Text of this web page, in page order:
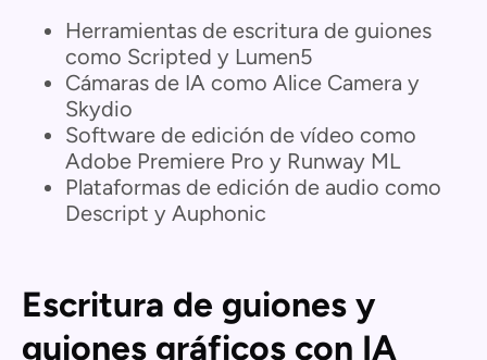
Herramientas de escritura de guiones
como Scripted y Lumen5
Cámaras de IA como Alice Camera y
Skydio
Software de edición de vídeo como
Adobe Premiere Pro y Runway ML
Plataformas de edición de audio como
Descript y Auphonic
Escritura de guiones y
guiones gráficos con IA